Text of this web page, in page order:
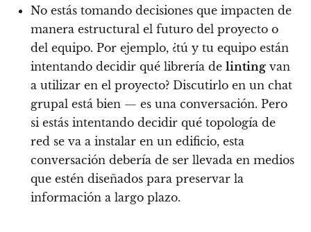
No estás tomando decisiones que impacten de
manera estructural el futuro del proyecto o
del equipo. Por ejemplo, ¿tú y tu equipo están
intentando decidir qué librería de linting van
a utilizar en el proyecto? Discutirlo en un chat
grupal está bien — es una conversación. Pero
si estás intentando decidir qué topología de
red se va a instalar en un edificio, esta
conversación debería de ser llevada en medios
que estén diseñados para preservar la
información a largo plazo.